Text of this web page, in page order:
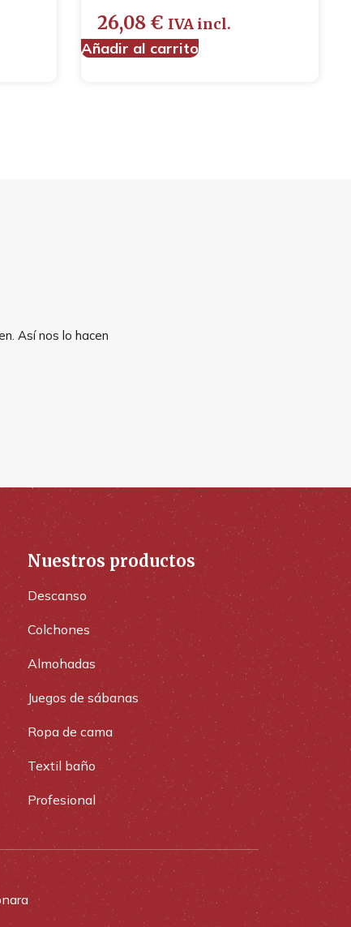
26,08 € IVA incl.
Añadir al carrito
Así nos lo hacen
Nuestros productos
Descanso
Colchones
Almohadas
Juegos de sábanas
Ropa de cama
Textil baño
Profesional